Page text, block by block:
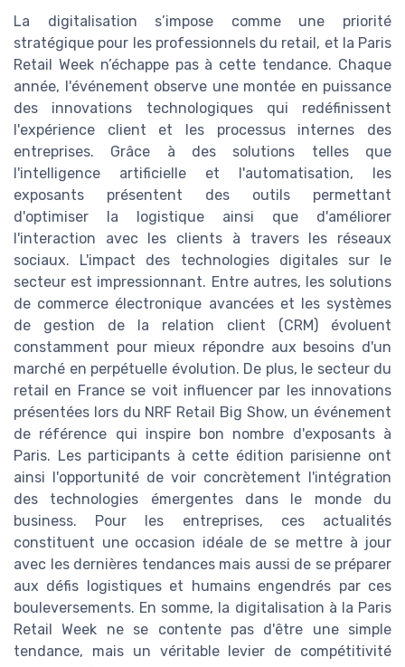
La digitalisation s’impose comme une priorité
stratégique pour les professionnels du retail, et la Paris
Retail Week n’échappe pas à cette tendance. Chaque
année, l'événement observe une montée en puissance
des innovations technologiques qui redéfinissent
l'expérience client et les processus internes des
entreprises. Grâce à des solutions telles que
l'intelligence artificielle et l'automatisation, les
exposants présentent des outils permettant
d'optimiser la logistique ainsi que d'améliorer
l'interaction avec les clients à travers les réseaux
sociaux. L'impact des technologies digitales sur le
secteur est impressionnant. Entre autres, les solutions
de commerce électronique avancées et les systèmes
de gestion de la relation client (CRM) évoluent
constamment pour mieux répondre aux besoins d'un
marché en perpétuelle évolution. De plus, le secteur du
retail en France se voit influencer par les innovations
présentées lors du NRF Retail Big Show, un événement
de référence qui inspire bon nombre d'exposants à
Paris. Les participants à cette édition parisienne ont
ainsi l'opportunité de voir concrètement l'intégration
des technologies émergentes dans le monde du
business. Pour les entreprises, ces actualités
constituent une occasion idéale de se mettre à jour
avec les dernières tendances mais aussi de se préparer
aux défis logistiques et humains engendrés par ces
bouleversements. En somme, la digitalisation à la Paris
Retail Week ne se contente pas d'être une simple
tendance, mais un véritable levier de compétitivité